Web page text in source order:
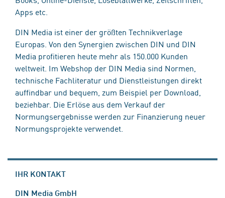
Apps etc.
DIN Media ist einer der größten Technikverlage
Europas. Von den Synergien zwischen DIN und DIN
Media profitieren heute mehr als 150.000 Kunden
weltweit. Im Webshop der DIN Media sind Normen,
technische Fachliteratur und Dienstleistungen direkt
auffindbar und bequem, zum Beispiel per Download,
beziehbar. Die Erlöse aus dem Verkauf der
Normungsergebnisse werden zur Finanzierung neuer
Normungsprojekte verwendet.
IHR KONTAKT
DIN Media GmbH